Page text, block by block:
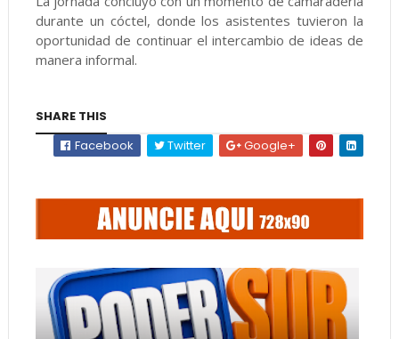
durante un cóctel, donde los asistentes tuvieron la
oportunidad de continuar el intercambio de ideas de
manera informal.
SHARE THIS
Facebook
Twitter Google+